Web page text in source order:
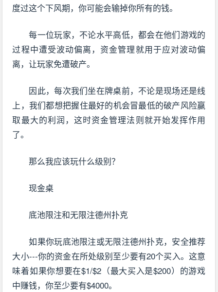
度过这个下风期，你可能会输掉你所有的钱。
每一位玩家，不论水平高低，都会在他们游戏的
过程中遭受波动偏离，资金管理就用于应对波动偏
离，让玩家免遭破产。
因此，每次我们坐在牌桌前，不论是现场还是线
上，我们都想把握住最好的机会冒最低的破产风险赢
取最大的利润，这时资金管理法则就开始发挥作用
了。
那么我应该玩什么级别？
现金桌
底池限注和无限注德州扑克
如果你玩底池限注或无限注德州扑克，安全推荐
大小---你的资金在所处级别至少要有20个买入。这意
味着如果你想要在$1/$2（最大买入是$200）的游戏
中赚钱，你至少要有$4000。